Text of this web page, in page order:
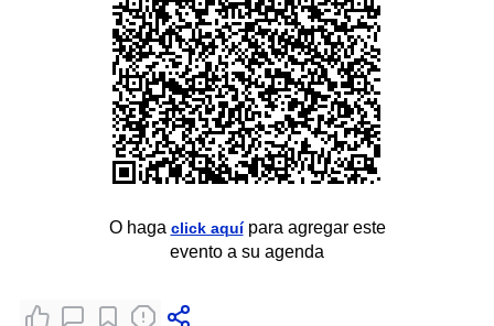
O haga click aquípara agregar este
evento a su agenda